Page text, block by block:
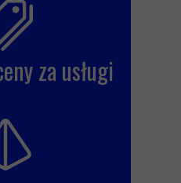
za usługi